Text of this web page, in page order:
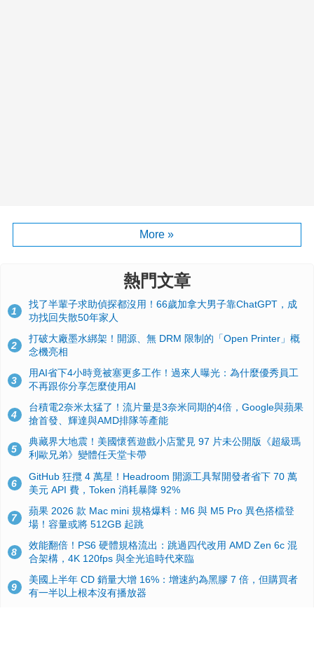
More »
熱門文章
1
找了半輩子求助偵探都沒用！66歲加拿大男子靠ChatGPT，成
功找回失散50年家人
2
打破大廠墨水綁架！開源、無 DRM 限制的「Open Printer」概
念機亮相
3
用AI省下4小時竟被塞更多工作！過來人曝光：為什麼優秀員工
不再跟你分享怎麼使用AI
4
台積電2奈米太猛了！流片量是3奈米同期的4倍，Google與蘋果
搶首發、輝達與AMD排隊等產能
5
典藏界大地震！美國懷舊遊戲小店驚見 97 片未公開版《超級瑪
利歐兄弟》變體任天堂卡帶
6
GitHub 狂攬 4 萬星！Headroom 開源工具幫開發者省下 70 萬
美元 API 費，Token 消耗暴降 92%
7
蘋果 2026 款 Mac mini 規格爆料：M6 與 M5 Pro 異色搭檔登
場！容量或將 512GB 起跳
8
效能翻倍！PS6 硬體規格流出：跳過四代改用 AMD Zen 6c 混
合架構，4K 120fps 與全光追時代來臨
9
美國上半年 CD 銷量大增 16%：增速約為黑膠 7 倍，但購買者
有一半以上根本沒有播放器